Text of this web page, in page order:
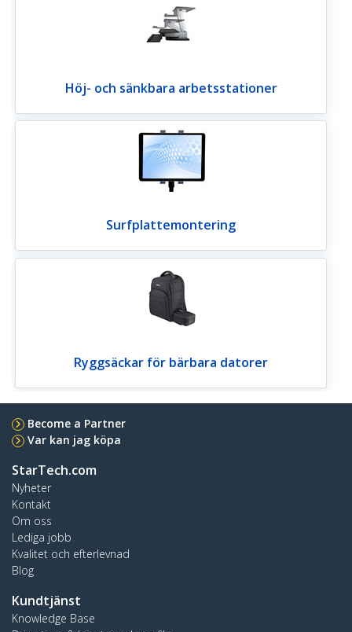
Höj- och sänkbara arbetsstationer
Surfplattemontering
Ryggsäckar för bärbara datorer
Become a Partner
Var kan jag köpa
StarTech.com
Nyheter
Kontakt
Om oss
Lediga jobb
Kvalitet och efterlevnad
Blog
Kundtjänst
Knowledge Base